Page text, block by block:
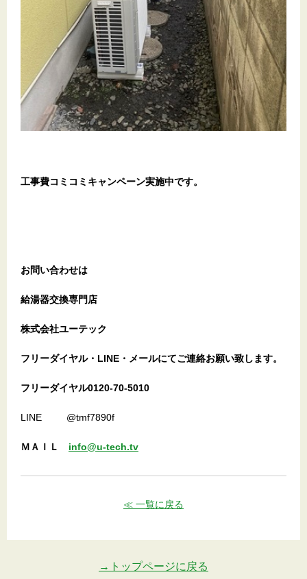
工事費コミコミキャンペーン実施中です。
お問い合わせは
給湯器交換専門店
株式会社ユーテック
フリーダイヤル・LINE・メールにてご連絡お願い致します。
フリーダイヤル0120-70-5010
LINE @tmf7890f
ＭＡＩＬ info@u-tech.tv
≪ 一覧に戻る
→トップページに戻る